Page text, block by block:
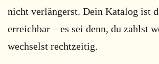
nicht verlängerst. Dein Katalog ist
erreichbar – es sei denn, du zahlst
wechselst rechtzeitig.